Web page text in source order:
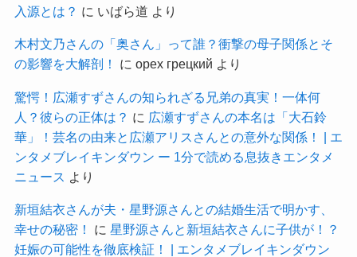
入源とは？ に いばら道 より
木村文乃さんの「奥さん」って誰？衝撃の母子関係とそ
の影響を大解剖！
に орех грецкий より
驚愕！広瀬すずさんの知られざる兄弟の真実！一体何
人？彼らの正体は？ に 広瀬すずさんの本名は「大石鈴
華」！芸名の由来と広瀬アリスさんとの意外な関係！ | エ
ンタメブレイキンダウン ー 1分で読める息抜きエンタメ
ニュース
より
新垣結衣さんが夫・星野源さんとの結婚生活で明かす、
幸せの秘密！
に 星野源さんと新垣結衣さんに子供が！？
妊娠の可能性を徹底検証！ | エンタメブレイキンダウン